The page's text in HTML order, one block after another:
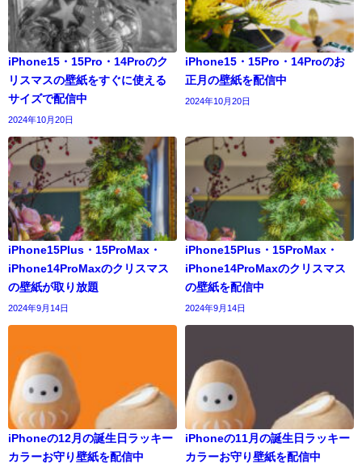
iPhone15・15Pro・14Proのク
リスマスの壁紙をすぐに使える
サイズで配信中
2024年10月20日
iPhone15・15Pro・14Proのお
正月の壁紙を配信中
2024年10月20日
iPhone15Plus・15ProMax・
iPhone14ProMaxのクリスマス
の壁紙が取り放題
2024年9月14日
iPhone15Plus・15ProMax・
iPhone14ProMaxのクリスマス
の壁紙を配信中
2024年9月14日
iPhoneの12月の誕生日ラッキー
カラーお守り壁紙を配信中
iPhoneの11月の誕生日ラッキー
カラーお守り壁紙を配信中